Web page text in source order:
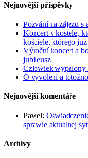
Nejnovější příspěvky
Pozvání na zájezd s
Koncert v kostele,
kościele, którego już
Výroční koncert a
jubileusz
Człowiek
O vyvolení a
Nejnovější komentáře
Pawel:
sprawie aktualnej
Archivy